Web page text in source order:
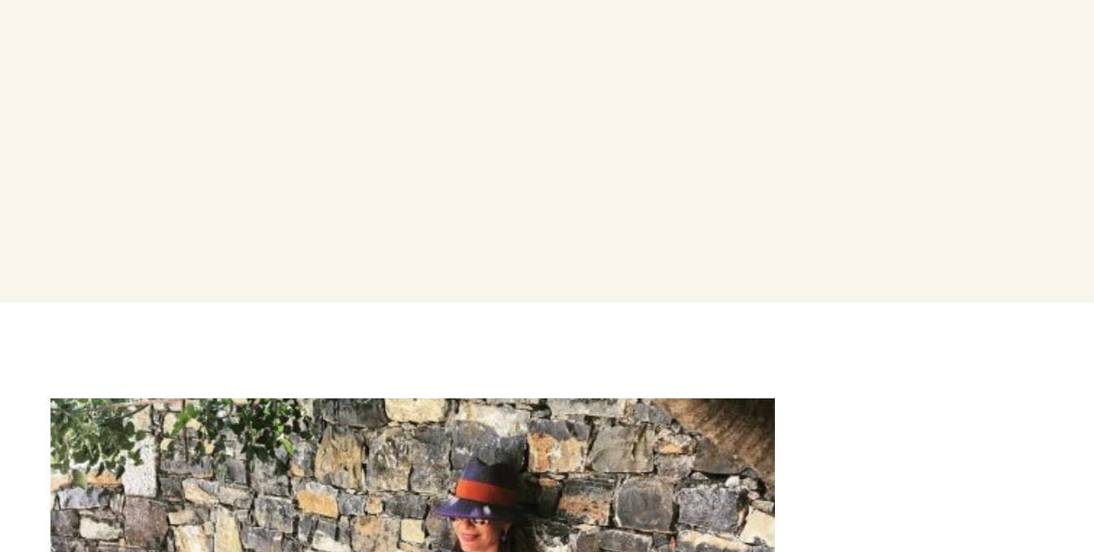
ΗΔέσποιναλατρεύει το καλοκαίρι. Μια μόνο ματιά στοinstagramτης
αρκεί για να καταλάβετε τι εννοούμε! Για εκείνη όμως καλοκαίρι χωρίς
Κρήτη, δεν υφίσταται! Εγκαινιάζουμε τη στήληΙ nstaΤravelμε την
αγαπημένηΔέσποινα Βανδήνα μας συστήνει στο δικό της καλοκαιρινό
παράδεισο μέσα από10 ερωτήσεις και εικόνες !